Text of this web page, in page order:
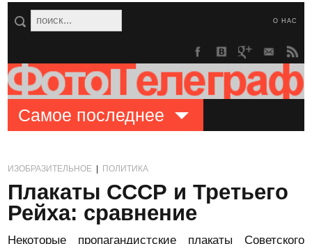
О НАС
Самое последнее
ИЗОБРАЗИТЕЛЬНОЕ ПОЛИТИКА
Плакаты СССР и Третьего
Рейха: сравнение
Некоторые пропагандистские плакаты Советского